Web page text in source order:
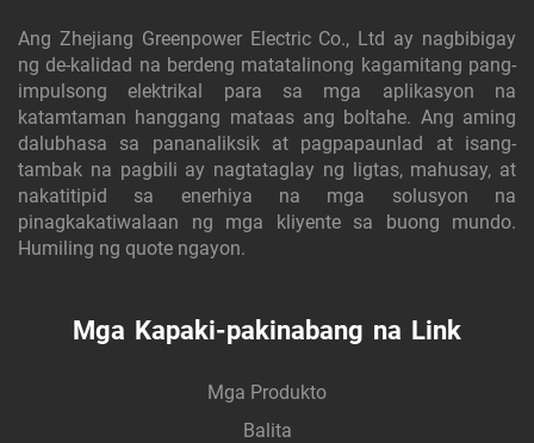
Ang Zhejiang Greenpower Electric Co., Ltd ay nagbibigay
ng de-kalidad na berdeng matatalinong kagamitang pang-
impulsong elektrikal para sa mga aplikasyon na
katamtaman hanggang mataas ang boltahe. Ang aming
dalubhasa sa pananaliksik at pagpapaunlad at isang-
tambak na pagbili ay nagtataglay ng ligtas, mahusay, at
nakatitipid sa enerhiya na mga solusyon na
pinagkakatiwalaan ng mga kliyente sa buong mundo.
Humiling ng quote ngayon.
Mga Kapaki-pakinabang na Link
Mga Produkto
Balita